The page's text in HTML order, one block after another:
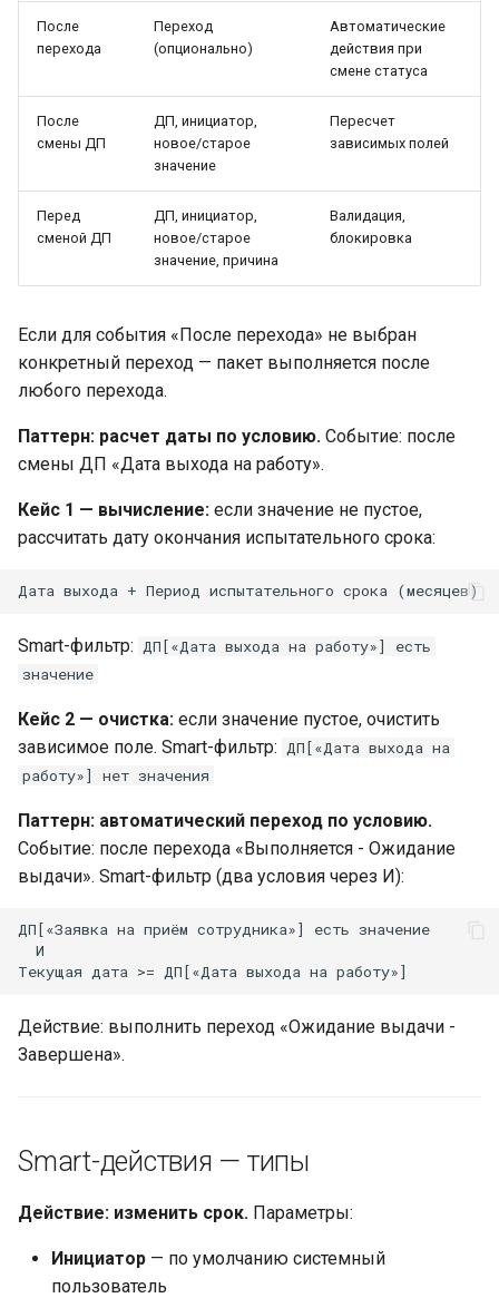
После
перехода
Переход
(опционально)
Автоматические
действия при
смене статуса
После
смены ДП
ДП, инициатор,
новое/старое
значение
Пересчет
зависимых полей
Перед
сменой ДП
ДП, инициатор,
новое/старое
значение, причина
Валидация,
блокировка
Если для события «После перехода» не выбран
конкретный переход — пакет выполняется после
любого перехода.
Паттерн: расчет даты по условию. Событие: после
смены ДП «Дата выхода на работу».
Кейс 1 — вычисление: если значение не пустое,
рассчитать дату окончания испытательного срока:
Smart-фильтр: ДП[«Дата выхода на работу»] есть
значение
Кейс 2 — очистка: если значение пустое, очистить
зависимое поле. Smart-фильтр: ДП[«Дата выхода на
работу»] нет значения
Паттерн: автоматический переход по условию.
Событие: после перехода «Выполняется - Ожидание
выдачи». Smart-фильтр (два условия через И):
ДП[«Заявка на приём сотрудника»] есть значение
  И
Действие: выполнить переход «Ожидание выдачи -
Завершена».
Smart-действия — типы
Действие: изменить срок. Параметры:
Инициатор — по умолчанию системный
пользователь